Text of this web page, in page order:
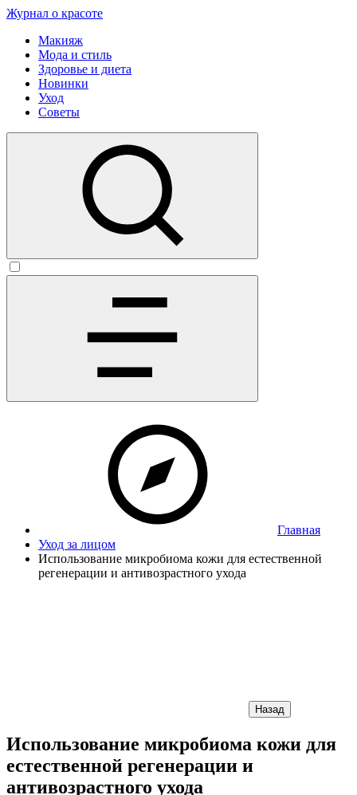
Журнал о красоте
Макияж
Мода и стиль
Здоровье и диета
Новинки
Уход
Советы
Главная
Уход за лицом
Использование микробиома кожи для естественной
регенерации и антивозрастного ухода
Назад
Использование микробиома кожи для
естественной регенерации и
антивозрастного ухода